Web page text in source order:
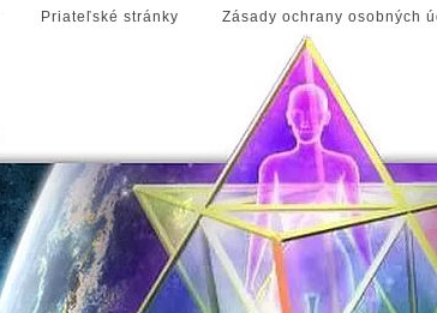
Priateľské stránky Zásady ochrany osobných